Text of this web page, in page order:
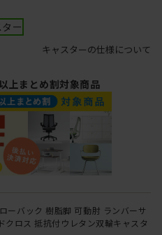
ー
キャスターの仕様について
上まとめ割対象商品
ーバック 樹脂脚 可動肘 ランバーサ
ロス 抵抗付ウレタン双輪キャスタ